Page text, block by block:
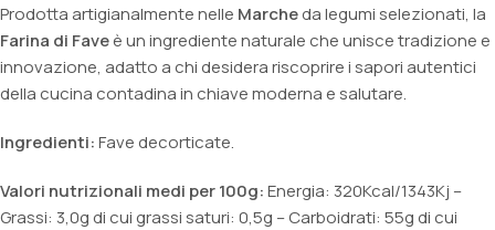
Prodotta artigianalmente nelle Marcheda legumi selezionati, la
Farina di Faveè un ingrediente naturale che unisce tradizione e
innovazione, adatto a chi desidera riscoprire i sapori autentici
della cucina contadina in chiave moderna e salutare.
Ingredienti:Fave decorticate.
Valori nutrizionali medi per 100g:Energia: 320Kcal/1343Kj –
Grassi: 3,0g di cui grassi saturi: 0,5g – Carboidrati: 55g di cui